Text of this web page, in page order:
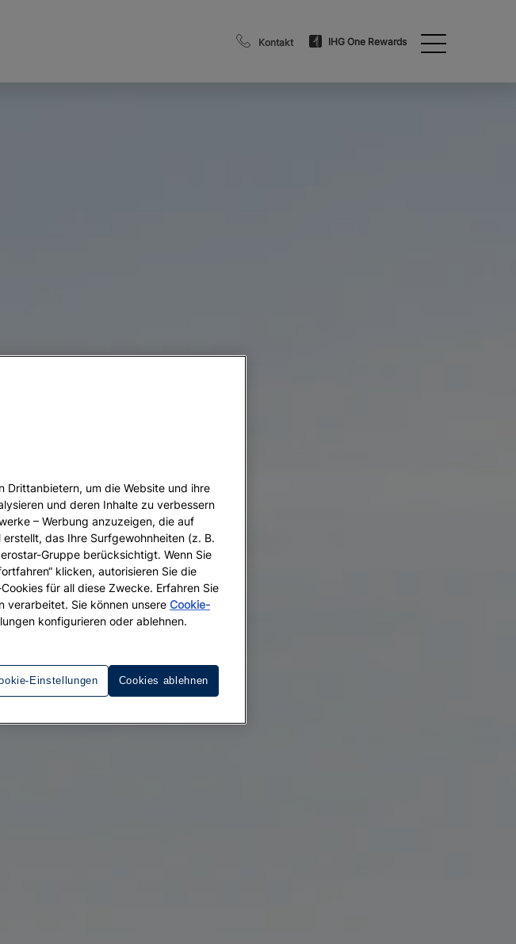
Kontakt IHG One Rewards
Drittanbietern, um die Website und ihre
und deren Inhalte zu verbessern
– Werbung anzuzeigen, die auf
das Ihre Surfgewohnheiten (z. B.
Gruppe berücksichtigt. Wenn Sie
klicken, autorisieren Sie die
für all diese Zwecke. Erfahren Sie
verarbeitet. Sie können unsere Cookie-
konfigurieren oder ablehnen.
Einstellungen Cookies ablehnen